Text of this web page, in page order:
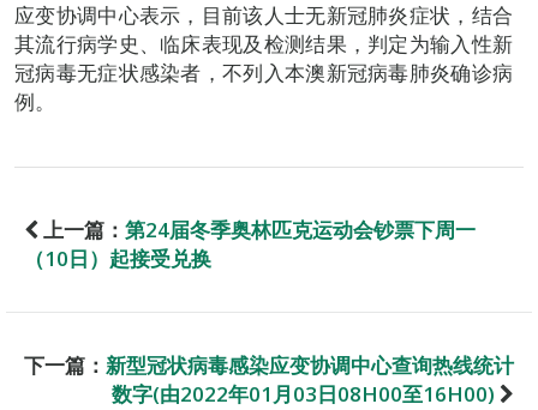
应变协调中心表示，目前该人士无新冠肺炎症状，结合
其流行病学史、临床表现及检测结果，判定为输入性新
冠病毒无症状感染者，不列入本澳新冠病毒肺炎确诊病
例。
上一篇： 第24届冬季奥林匹克运动会钞票下周一
（10日）起接受兑换
下一篇： 新型冠状病毒感染应变协调中心查询热线统计
数字(由2022年01月03日08H00至16H00)